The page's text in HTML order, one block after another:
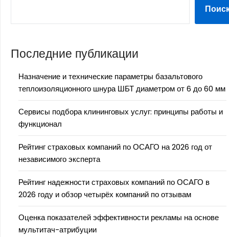
Последние публикации
Назначение и технические параметры базальтового
теплоизоляционного шнура ШБТ диаметром от 6 до 60 мм
Сервисы подбора клининговых услуг: принципы работы и
функционал
Рейтинг страховых компаний по ОСАГО на 2026 год от
независимого эксперта
Рейтинг надежности страховых компаний по ОСАГО в
2026 году и обзор четырёх компаний по отзывам
Оценка показателей эффективности рекламы на основе
мультитач-атрибуции